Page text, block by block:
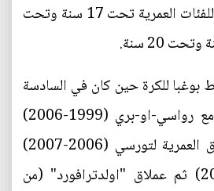
فمثل منتخبات فرنسا للفئات العمرية تحت 17 سنة وتحت
للكرة حين كان في السادسة
من عمره حيث لعب مع رواسي-او-بري (1999-2006)
قبل الانتقال في الفرق العمرية لتورسي (2006-2007)
ولوهافر (2007-2009) ثم عملاق "اولدترافورد" (من